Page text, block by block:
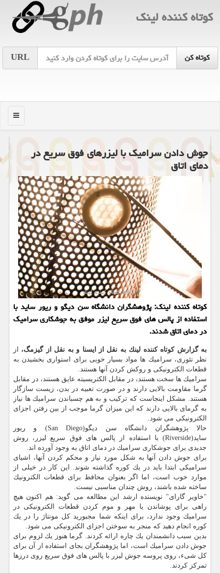
كوتاه كننده لینك
URL
منو
جوش دادن سرامیك با لیزرهای فوق سریع در
دمای اتاق
كوتاه كننده لینك: پژوهشگران دانشگاه سن دیگو و ریور ساید با
استفاده از پالس های فوق سریع لیزر موفق به جوشكاری سرامیك
در دمای اتاق شدند.
به گزارش كوتاه كننده لینك به نقل از ایسنا و به نقل از گیزمگ،
از
نظر تئوری، سرامیك ها مواد بسیار خوبی برای استواری بخشیدن به
قطعات الكترونیكی و روكش كردن آنها هستند.
سرامیك ها سخت هستند، در مقابل الكتریسیته عایق هستند، در مقابل
گرما مقاومت بالایی دارند و در صورت تعبیه در بدن، زیست سازگار
هستند. مشكل اینجاست كه تركیب و به هم چسباندن سرامیك ها نیاز
به گرمای بالایی دارند كه این میزان گرما موجب از بین رفتن اجزای
الكترونیكی می شود.
حالا پژوهشگران دانشگاه سن دیگو(San Diego) و ریور
ساید(Riverside) با استفاده از پالس های فوق سریع لیزر، روش
جدیدی برای جوشكاری سرامیك در دمای اتاق به وجود آورده اند.
برای جوش دادن آنها به شكل مورد نیاز و محكم كردن آنها، اشیای
سرامیكی ابتدا باید در یك كوره گذاشته شوند. این كار در خیلی از
موارد خوب است، اما اگر بعنوان محافظ برای قطعات الكترونیك
ساخته شده باشند، روش چندان مناسبی نیست.
"خاویر گارای" نویسنده ارشد این مطالعه می گوید: هم اكنون هیچ
راهی برای پوشاندن یا مهر و موم كردن قطعات الكترونیكی در
سرامیك وجود ندارد، برای اینكه شما مجبورید كل مونتاژ را در یك
كوره انجام دهید كه منجر به سوختن اجزای الكترونیكی می شود.
بدین سبب دانشمندان یك چاره ارائه كردند. گرما هنوز یك لزوم برای
جوش دادن سرامیك است، اما پژوهشگران بجای استفاده از آن برای
كل شیء، روی پروسه جوش لیزر با پالس های فوق سریع روی درزها
تمركز كردند.